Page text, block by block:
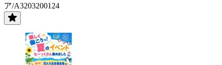
ア/A3203200124